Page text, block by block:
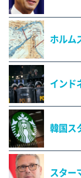
ホルム
インド
韓国ス
スター